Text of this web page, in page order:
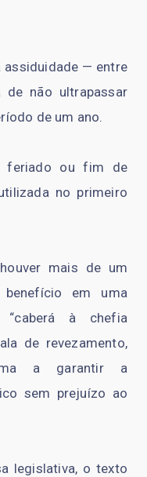
assiduidade — entre
não ultrapassar
de um ano.
feriado ou fim de
no primeiro
mais de um
em uma
“caberá à chefia
de revezamento,
a garantir a
sem prejuízo ao
legislativa, o texto